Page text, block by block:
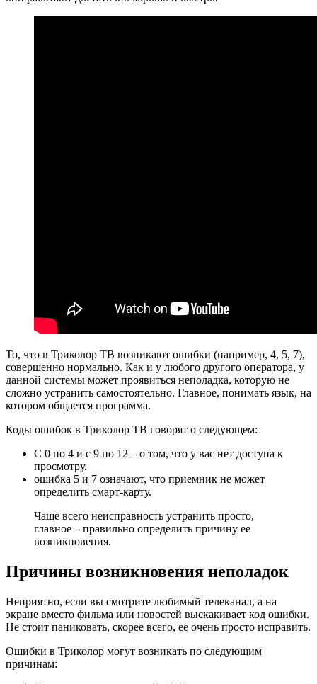
То, что в Триколор ТВ возникают ошибки (например, 4, 5, 7),
совершенно нормально. Как и у любого другого оператора, у
данной системы может проявиться неполадка, которую не
сложно устранить самостоятельно. Главное, понимать язык, на
котором общается программа.
Коды ошибок в Триколор ТВ говорят о следующем:
С 0 по 4 и с 9 по 12 – о том, что у вас нет доступа к
просмотру.
ошибка 5 и 7 означают, что приемник не может
определить смарт-карту.
Чаще всего неисправность устранить просто,
главное – правильно определить причину ее
возникновения.
Причины возникновения неполадок
Неприятно, если вы смотрите любимый телеканал, а на
экране вместо фильма или новостей выскакивает код ошибки.
Не стоит паниковать, скорее всего, ее очень просто исправить.
Ошибки в Триколор могут возникать по следующим
причинам: